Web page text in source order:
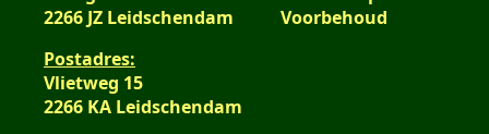
2266 JZ Leidschendam
Postadres:
Vlietweg 15
2266 KA Leidschendam
Voorbehoud